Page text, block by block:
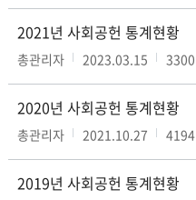
2021년 사회공헌 통계현황
총관리자 2023.03.15 3300
2020년 사회공헌 통계현황
총관리자 2021.10.27 4194
2019년 사회공헌 통계현황